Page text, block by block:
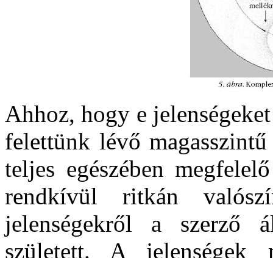
Ahhoz, hogy e
felettünk lévő
teljes egészében
rendkívül ritkán
jelenségekről a szerző
született. A jelenségek